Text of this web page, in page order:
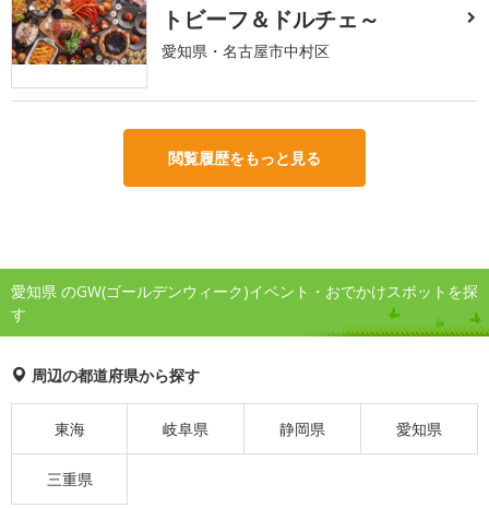
トビーフ＆ドルチェ～
愛知県・名古屋市中村区
閲覧履歴をもっと見る
愛知県 のGW(ゴールデンウィーク)イベント・おでかけスポットを探
す
周辺の都道府県から探す
東海 岐阜県 静岡県 愛知県
三重県